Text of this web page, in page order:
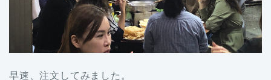
早速、注文してみました。